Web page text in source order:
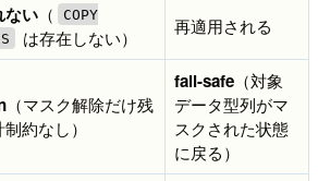
ない （
COPY
は存在しない）
再適用される
（マスク解除だけ残
約なし）
fail-safe （対象
データ型列がマ
スクされた状態
に戻る）